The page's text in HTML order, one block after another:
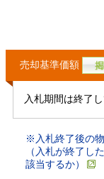
売却基準価額
入札期間は終了し
※入札終了後の
（入札が終了し
該当するか）